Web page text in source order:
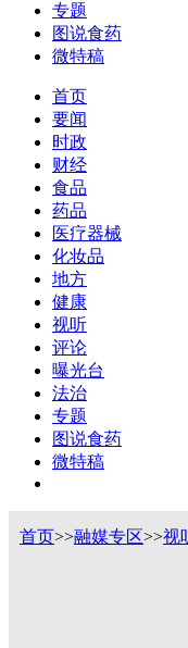
专题
图说食药
微特稿
首页
要闻
时政
财经
食品
药品
医疗器械
化妆品
地方
健康
视听
评论
曝光台
法治
专题
图说食药
微特稿
首页>>融媒专区>>视